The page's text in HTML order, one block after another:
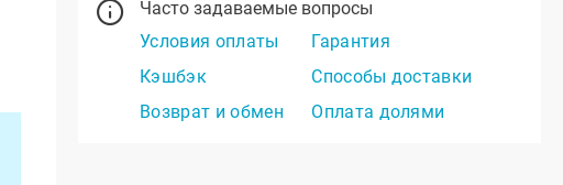
Часто задаваемые вопросы
Условия оплаты
Гарантия
Кэшбэк
Способы доставки
Возврат и обмен
Оплата долями